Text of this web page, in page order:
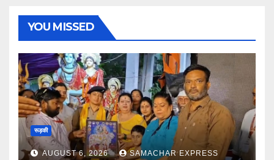
YOU MISSED